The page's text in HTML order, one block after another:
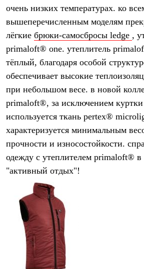
Софтшелл одежда
Куртки
Брюки
Лёгкая одежда
Рубашки
Футболки
Толстовки
Брюки
Термобелье
Теплое термобелье
Среднее термобелье
Легкое термобелье
Флисовая одежда
Куртки
Брюки
Детская одежда
Утепленная пухом
Комбинезоны
Брюки
Утепленная синтетикой
Комбинезоны
Куртки
Лёгкая одежда
Футболки
Толстовки
очень низких температурах. ко
вышеперечисленным моделям
лёгкие брюки-самосбросы ledge ,
primaloft® one. утеплитель
тёплый, благодаря особой
обеспечивает высокие
при небольшом весе. в новой
primaloft®, за исключением
используется ткань pertex®
характеризуется минимальным
прочности и износостойкости.
одежду с утеплителем primaloft® в
"активный отдых"!